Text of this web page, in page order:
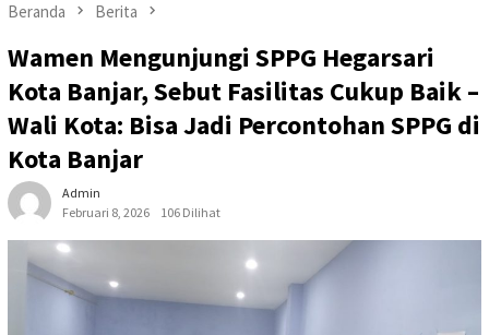
Beranda Berita
Wamen Mengunjungi SPPG Hegarsari
Kota Banjar, Sebut Fasilitas Cukup Baik –
Wali Kota: Bisa Jadi Percontohan SPPG di
Kota Banjar
Admin
Februari 8, 2026
106 Dilihat